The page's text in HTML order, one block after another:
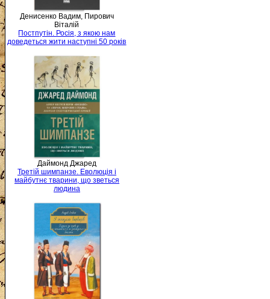
Денисенко Вадим, Пирович
Віталій
Постпутін. Росія, з якою нам
доведеться жити наступні 50 років
Даймонд Джаред
Третій шимпанзе. Еволюція і
майбутнє тварини, що зветься
людина